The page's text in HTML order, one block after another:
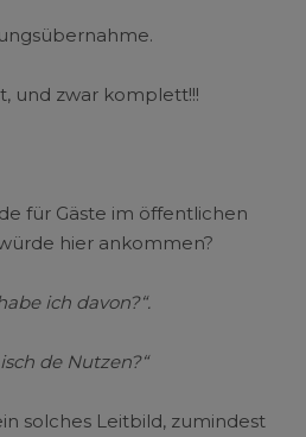
und zwar komplett!!!
für Gäste im öffentlichen
hier ankommen?
ich davon?“.
de Nutzen?“
solches Leitbild, zumindest